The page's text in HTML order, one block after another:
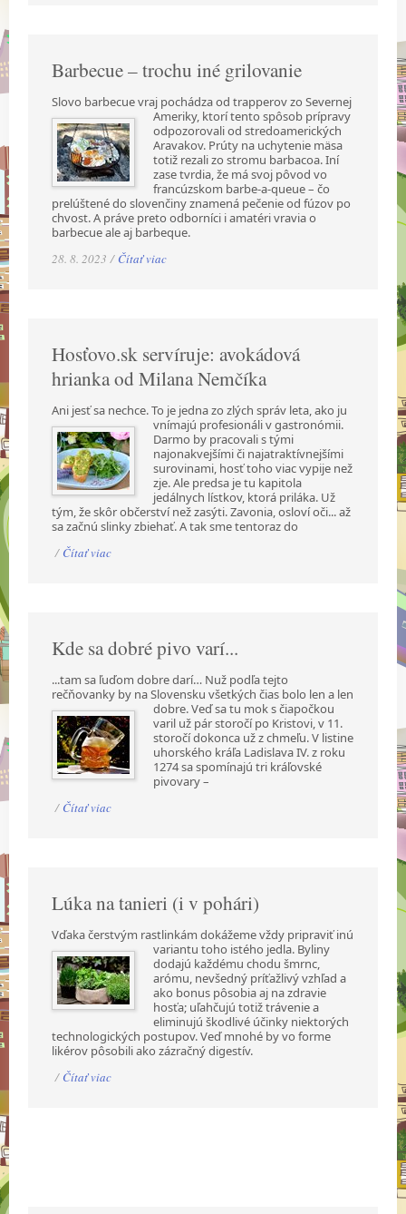
Barbecue – trochu iné grilovanie
Slovo barbecue vraj pochádza od trapperov zo Severnej
Ameriky, ktorí tento spôsob prípravy
odpozorovali od stredoamerických
Aravakov. Prúty na uchytenie mäsa
totiž rezali zo stromu barbacoa. Iní
zase tvrdia, že má svoj pôvod vo
francúzskom barbe-a-queue – čo
prelúštené do slovenčiny znamená pečenie od fúzov po
chvost. A práve preto odborníci i amatéri vravia o
barbecue ale aj barbeque.
28. 8. 2023 / Čítať viac
Hosťovo.sk servíruje: avokádová
hrianka od Milana Nemčíka
Ani jesť sa nechce. To je jedna zo zlých správ leta, ako ju
vnímajú profesionáli v gastronómii.
Darmo by pracovali s tými
najonakvejšími či najatraktívnejšími
surovinami, hosť toho viac vypije než
zje. Ale predsa je tu kapitola
jedálnych lístkov, ktorá priláka. Už
tým, že skôr občerství než zasýti. Zavonia, osloví oči... až
sa začnú slinky zbiehať. A tak sme tentoraz do
/ Čítať viac
Kde sa dobré pivo varí...
...tam sa ľuďom dobre darí… Nuž podľa tejto
rečňovanky by na Slovensku všetkých čias bolo len a len
dobre. Veď sa tu mok s čiapočkou
varil už pár storočí po Kristovi, v 11.
storočí dokonca už z chmeľu. V listine
uhorského kráľa Ladislava IV. z roku
1274 sa spomínajú tri kráľovské
pivovary –
/ Čítať viac
Lúka na tanieri (i v pohári)
Vďaka čerstvým rastlinkám dokážeme vždy pripraviť inú
variantu toho istého jedla. Byliny
dodajú každému chodu šmrnc,
arómu, nevšedný príťažlivý vzhľad a
ako bonus pôsobia aj na zdravie
hosťa; uľahčujú totiž trávenie a
eliminujú škodlivé účinky niektorých
technologických postupov. Veď mnohé by vo forme
likérov pôsobili ako zázračný digestív.
/ Čítať viac